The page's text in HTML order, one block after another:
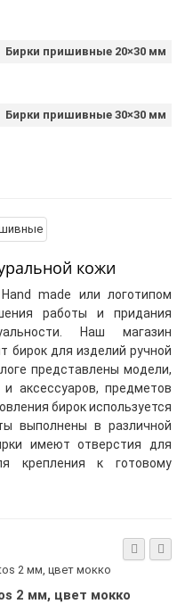
Бирки пришивные 20×30 мм
Бирки пришивные 30×30 мм
кожи
made или логотипом
работы и придания
Наш магазин
бирок для изделий ручной
представлены модели,
аксессуаров, предметов
бирок используется
выполнены в различной
имеют отверстия для
крепления к готовому
2 мм, цвет мокко